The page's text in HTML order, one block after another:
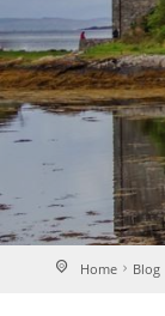
Home Blog